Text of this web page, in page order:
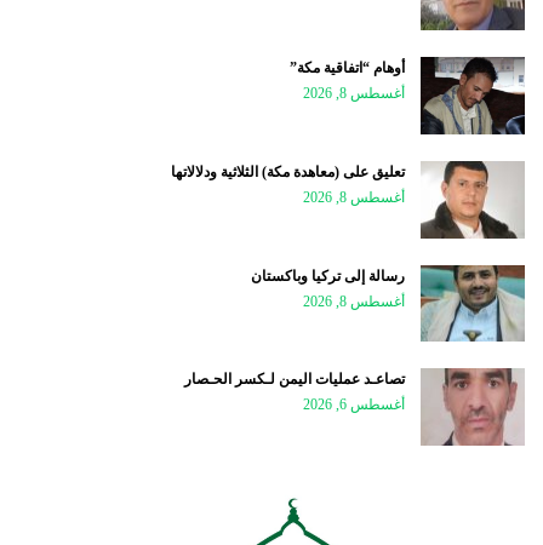
أوهام “اتفاقية مكة”
أغسطس 8, 2026
تعليق على (معاهدة مكة) الثلاثية ودلالاتها
أغسطس 8, 2026
رسالة إلى تركيا وباكستان
أغسطس 8, 2026
تصاعـد عمليات اليمن لـكسر الحـصار
أغسطس 6, 2026